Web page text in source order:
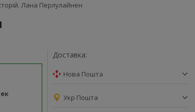
Лана Перлулайнен
Доставка:
Нова Пошта
Укр Пошта